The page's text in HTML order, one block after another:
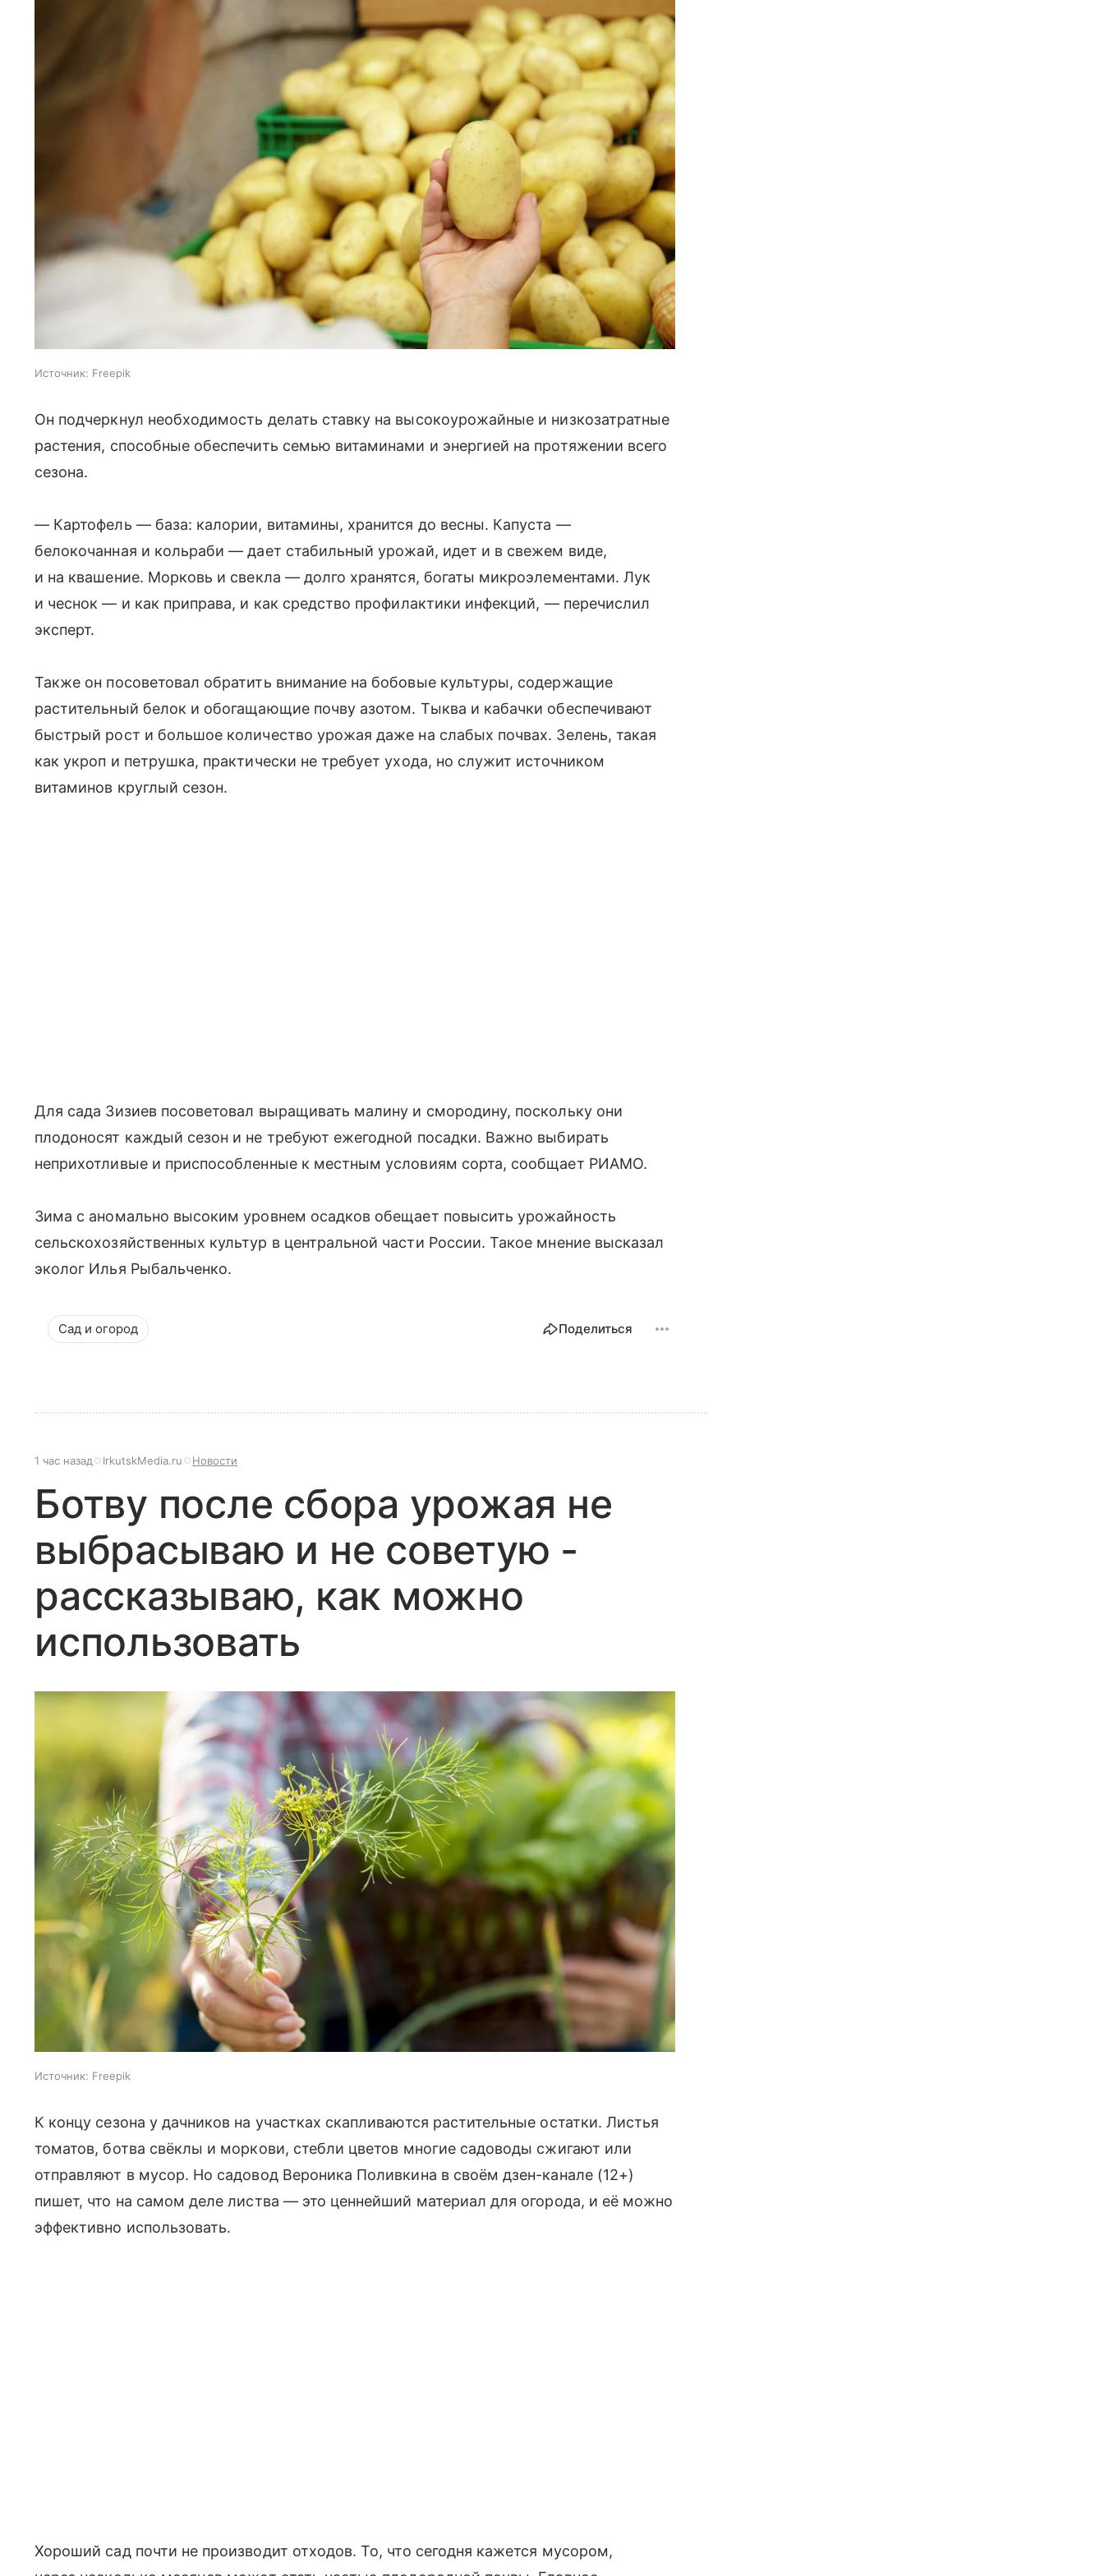
Источник: Freepik
Он подчеркнул необходимость делать ставку на высокоурожайные и низкозатратные
растения, способные обеспечить семью витаминами и энергией на протяжении всего
сезона.
— Картофель — база: калории, витамины, хранится до весны. Капуста —
белокочанная и кольраби — дает стабильный урожай, идет и в свежем виде,
и на квашение. Морковь и свекла — долго хранятся, богаты микроэлементами. Лук
и чеснок — и как приправа, и как средство профилактики инфекций, — перечислил
эксперт.
Также он посоветовал обратить внимание на бобовые культуры, содержащие
растительный белок и обогащающие почву азотом. Тыква и кабачки обеспечивают
быстрый рост и большое количество урожая даже на слабых почвах. Зелень, такая
как укроп и петрушка, практически не требует ухода, но служит источником
витаминов круглый сезон.
Для сада Зизиев посоветовал выращивать малину и смородину, поскольку они
плодоносят каждый сезон и не требуют ежегодной посадки. Важно выбирать
неприхотливые и приспособленные к местным условиям сорта, сообщает РИАМО.
Зима с аномально высоким уровнем осадков обещает повысить урожайность
сельскохозяйственных культур в центральной части России. Такое мнение высказал
эколог Илья Рыбальченко.
Сад и огород Поделиться
1 час назад IrkutskMedia.ru Новости
Ботву после сбора урожая не
выбрасываю и не советую -
рассказываю, как можно
использовать
Источник: Freepik
К концу сезона у дачников на участках скапливаются растительные остатки. Листья
томатов, ботва свёклы и моркови, стебли цветов многие садоводы сжигают или
отправляют в мусор. Но садовод Вероника Поливкина в своём дзен-канале (12+)
пишет, что на самом деле листва — это ценнейший материал для огорода, и её можно
эффективно использовать.
Хороший сад почти не производит отходов. То, что сегодня кажется мусором,